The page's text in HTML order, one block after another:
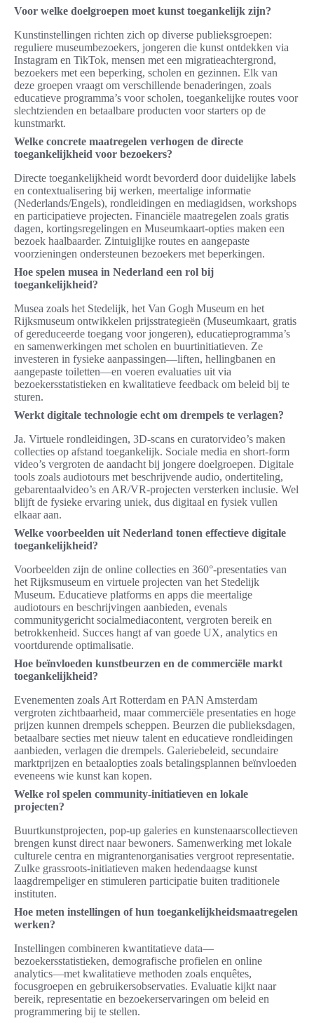
Voor welke doelgroepen moet kunst toegankelijk zijn?
Kunstinstellingen richten zich op diverse publieksgroepen:
reguliere museumbezoekers, jongeren die kunst ontdekken via
Instagram en TikTok, mensen met een migratieachtergrond,
bezoekers met een beperking, scholen en gezinnen. Elk van
deze groepen vraagt om verschillende benaderingen, zoals
educatieve programma’s voor scholen, toegankelijke routes voor
slechtzienden en betaalbare producten voor starters op de
kunstmarkt.
Welke concrete maatregelen verhogen de directe
toegankelijkheid voor bezoekers?
Directe toegankelijkheid wordt bevorderd door duidelijke labels
en contextualisering bij werken, meertalige informatie
(Nederlands/Engels), rondleidingen en mediagidsen, workshops
en participatieve projecten. Financiële maatregelen zoals gratis
dagen, kortingsregelingen en Museumkaart-opties maken een
bezoek haalbaarder. Zintuiglijke routes en aangepaste
voorzieningen ondersteunen bezoekers met beperkingen.
Hoe spelen musea in Nederland een rol bij
toegankelijkheid?
Musea zoals het Stedelijk, het Van Gogh Museum en het
Rijksmuseum ontwikkelen prijsstrategieën (Museumkaart, gratis
of gereduceerde toegang voor jongeren), educatieprogramma’s
en samenwerkingen met scholen en buurtinitiatieven. Ze
investeren in fysieke aanpassingen—liften, hellingbanen en
aangepaste toiletten—en voeren evaluaties uit via
bezoekersstatistieken en kwalitatieve feedback om beleid bij te
sturen.
Werkt digitale technologie echt om drempels te verlagen?
Ja. Virtuele rondleidingen, 3D-scans en curatorvideo’s maken
collecties op afstand toegankelijk. Sociale media en short-form
video’s vergroten de aandacht bij jongere doelgroepen. Digitale
tools zoals audiotours met beschrijvende audio, ondertiteling,
gebarentaalvideo’s en AR/VR-projecten versterken inclusie. Wel
blijft de fysieke ervaring uniek, dus digitaal en fysiek vullen
elkaar aan.
Welke voorbeelden uit Nederland tonen effectieve digitale
toegankelijkheid?
Voorbeelden zijn de online collecties en 360°-presentaties van
het Rijksmuseum en virtuele projecten van het Stedelijk
Museum. Educatieve platforms en apps die meertalige
audiotours en beschrijvingen aanbieden, evenals
communitygericht socialmediacontent, vergroten bereik en
betrokkenheid. Succes hangt af van goede UX, analytics en
voortdurende optimalisatie.
Hoe beïnvloeden kunstbeurzen en de commerciële markt
toegankelijkheid?
Evenementen zoals Art Rotterdam en PAN Amsterdam
vergroten zichtbaarheid, maar commerciële presentaties en hoge
prijzen kunnen drempels scheppen. Beurzen die publieksdagen,
betaalbare secties met nieuw talent en educatieve rondleidingen
aanbieden, verlagen die drempels. Galeriebeleid, secundaire
marktprijzen en betaalopties zoals betalingsplannen beïnvloeden
eveneens wie kunst kan kopen.
Welke rol spelen community-initiatieven en lokale
projecten?
Buurtkunstprojecten, pop-up galeries en kunstenaarscollectieven
brengen kunst direct naar bewoners. Samenwerking met lokale
culturele centra en migrantenorganisaties vergroot representatie.
Zulke grassroots-initiatieven maken hedendaagse kunst
laagdrempeliger en stimuleren participatie buiten traditionele
instituten.
Hoe meten instellingen of hun toegankelijkheidsmaatregelen
werken?
Instellingen combineren kwantitatieve data—
bezoekersstatistieken, demografische profielen en online
analytics—met kwalitatieve methoden zoals enquêtes,
focusgroepen en gebruikersobservaties. Evaluatie kijkt naar
bereik, representatie en bezoekerservaringen om beleid en
programmering bij te stellen.